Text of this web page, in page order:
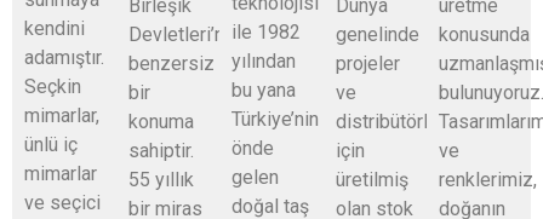
kendini
adamıştır.
Seçkin
mimarlar,
ünlü iç
mimarlar
ve seçici
Birleşik
Devletleri’nde
benzersiz
bir
konuma
sahiptir.
55 yıllık
bir miras
ile 1982
yılından
bu yana
Türkiye’nin
önde
gelen
doğal taş
Dünya
genelinde
projeler
ve
distribütörler
için
üretilmiş
olan stok
üretme
konusunda
ve
renklerimiz,
doğanın